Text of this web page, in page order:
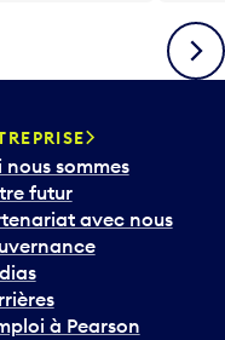
nous sommes
futur
avec nous
à Pearson